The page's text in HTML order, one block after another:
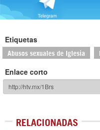
Etiquetas
Abusos sexuales de Iglesia
Enlace corto
RELACIONADAS